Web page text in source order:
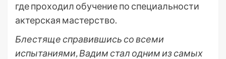
где проходил обучение по специальности
актерская мастерство.
Блестяще справившись со всеми
испытаниями, Вадим стал одним из самых